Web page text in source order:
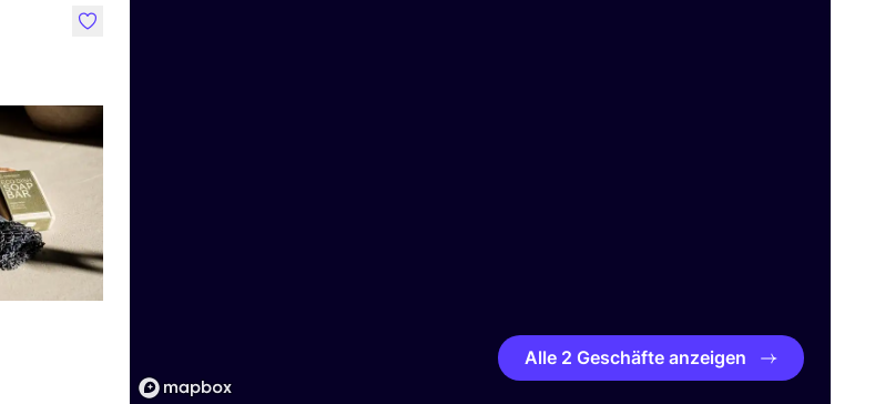
like
Alle 2 Geschäfte anzeigen